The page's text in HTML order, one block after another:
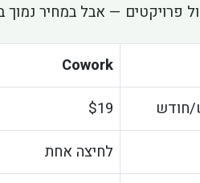
פרויקטים — אבל במחיר
Cowork
חודש
$19
לחיצה אחת